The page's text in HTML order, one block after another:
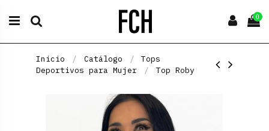
0
Inicio Catálogo
Tops
Deportivos para Mujer
Top Roby